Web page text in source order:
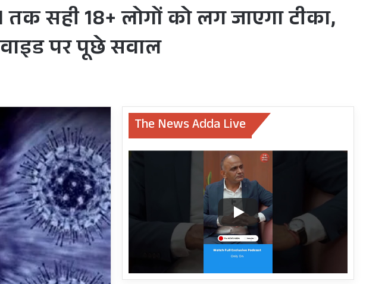
तक सही 18+ लोगों को लग जाएगा टीका,
पर पूछे सवाल
The News Adda Live